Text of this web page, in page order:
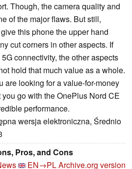
Though, the camera quality and
of the major flaws. But still,
this phone the upper hand
cut corners in other aspects. If
connectivity, the other aspects
hold that much value as a whole.
are looking for a value-for-money
go with the OnePlus Nord CE
performance.
wersja elektroniczna, Średnio
Pros, and Cons
EN→PLArchive.org version